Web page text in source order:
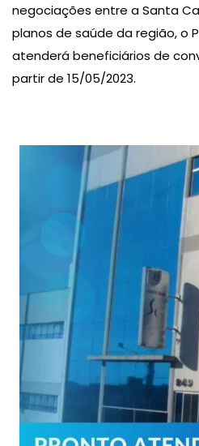
negociações entre a Santa
planos de saúde da região, o
atenderá beneficiários de
partir de 15/05/2023.